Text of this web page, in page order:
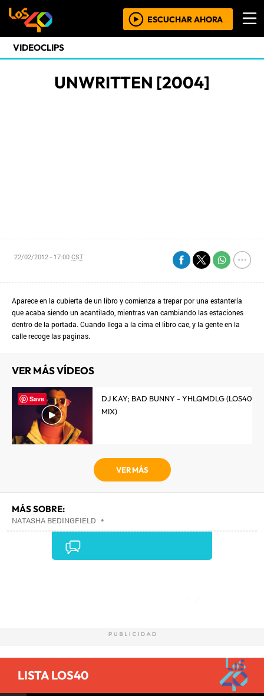
ESCUCHAR AHORA
VIDEOCLIPS
UNWRITTEN [2004]
22/02/2012 - 17:00CST
Aparece en la cubierta de un libro y comienza a trepar por una estantería
que acaba siendo un acantilado, mientras van cambiando las estaciones
dentro de la portada. Cuando llega a la cima el libro cae, y la gente en la
calle recoge las paginas.
VER MÁS VÍDEOS
DJ KAY; BAD BUNNY - YHLQMDLG (LOS40
MIX)
VER MÁS
MÁS SOBRE:
NATASHA BEDINGFIELD •
LISTA LOS40
Save